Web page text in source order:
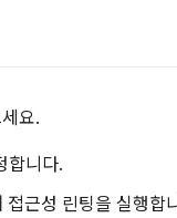
요.
합니다.
근성 린팅을 실행합